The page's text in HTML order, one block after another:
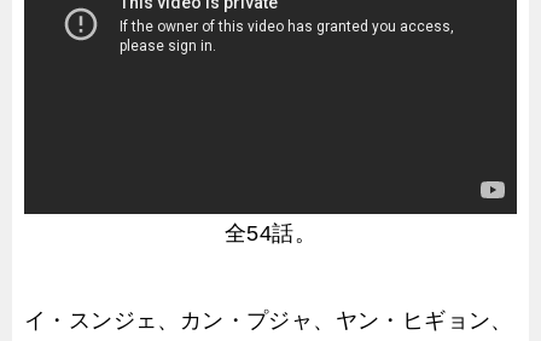
全54話。
イ・スンジェ、カン・プジャ、ヤン・ヒギョン、